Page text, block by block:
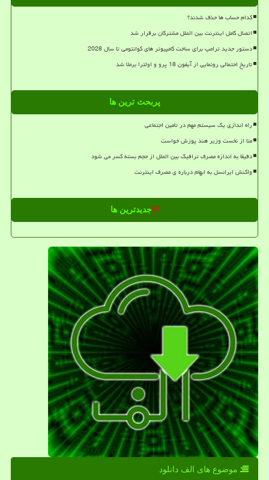
کدام حساب ها حذف شدند؟
اتصال کامل اینترنت بین الملل مشترکان برقرار شد
دستور جدید ترامپ برای ساخت کامپیوتر های کوانتومی تا سال 2028
تاریخ احتمالی رونمایی از آیفون 18 پرو و اولترا برملا شد
پربحث ترین ها
راه اندازی یک سیستم مهم در تامین اجتماعی
متا از نخست وزیر هند پوزش خواست
دقیقا به اندازه مصرف ترافیک بین الملل از حجم بسته کسر می شود
واکنش ایرانسل به ابهام درباره ی مصرف اینترنت
جدیدترین ها
موضوع های الف دانلود